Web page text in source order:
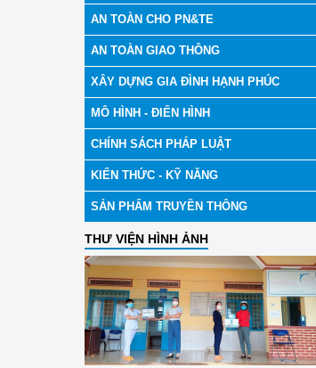
AN TOÀN CHO PN&TE
AN TOÀN GIAO THÔNG
XÂY DỰNG GIA ĐÌNH HẠNH PHÚC
MÔ HÌNH - ĐIỂN HÌNH
CHÍNH SÁCH PHÁP LUẬT
KIẾN THỨC - KỸ NĂNG
SẢN PHẨM TRUYỀN THÔNG
THƯ VIỆN HÌNH ẢNH